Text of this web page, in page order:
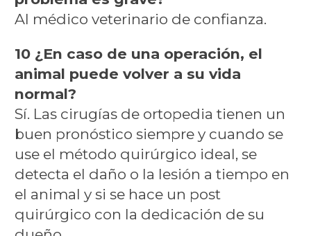
Al médico veterinario de confianza.
10 ¿En caso de una operación, el
animal puede volver a su vida
normal?
Sí. Las cirugías de ortopedia tienen un
buen pronóstico siempre y cuando se
use el método quirúrgico ideal, se
detecta el daño o la lesión a tiempo en
el animal y si se hace un post
quirúrgico con la dedicación de su